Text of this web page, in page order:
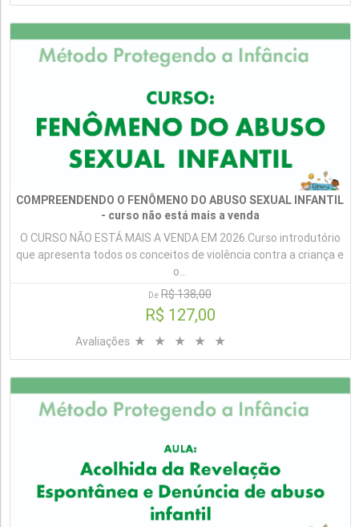
COMPREENDENDO O FENÔMENO DO ABUSO SEXUAL INFANTIL
- curso não está mais a venda
O CURSO NÃO ESTÁ MAIS A VENDA EM 2026.Curso introdutório
que apresenta todos os conceitos de violência contra a criança e
o...
De R$ 138,00
R$ 127,00
Avaliações